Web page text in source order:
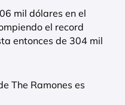
mil dólares en el
el record
entonces de 304 mil
The Ramones es